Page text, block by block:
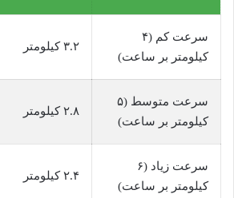
سرعت کم (۴
کیلومتر بر ساعت)
۳.۲ کیلومتر
سرعت متوسط (۵
کیلومتر بر ساعت)
۲.۸ کیلومتر
سرعت زیاد (۶
کیلومتر بر ساعت)
۲.۴ کیلومتر